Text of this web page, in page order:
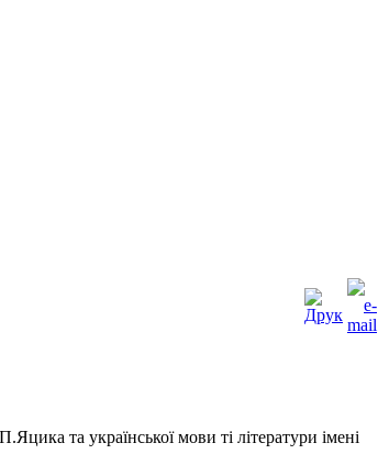
та української мови ті літератури імені